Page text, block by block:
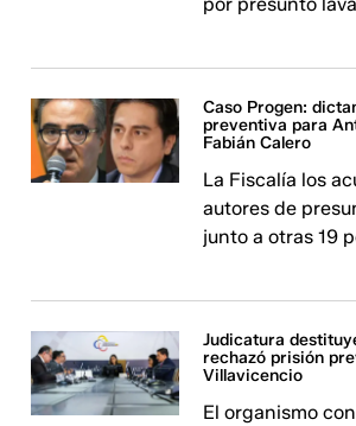
por presunto
Caso Progen:
preventiva para
Fabián Calero
La Fiscalía los
autores de
junto a otras 19
Judicatura
rechazó prisión
Villavicencio
El organismo